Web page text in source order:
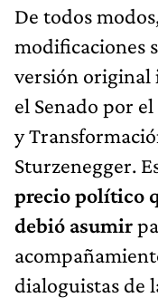
De todos
modificaciones
versión original
el Senado por
y
Sturzenegger.
precio político
debió asumir
dialoguistas de